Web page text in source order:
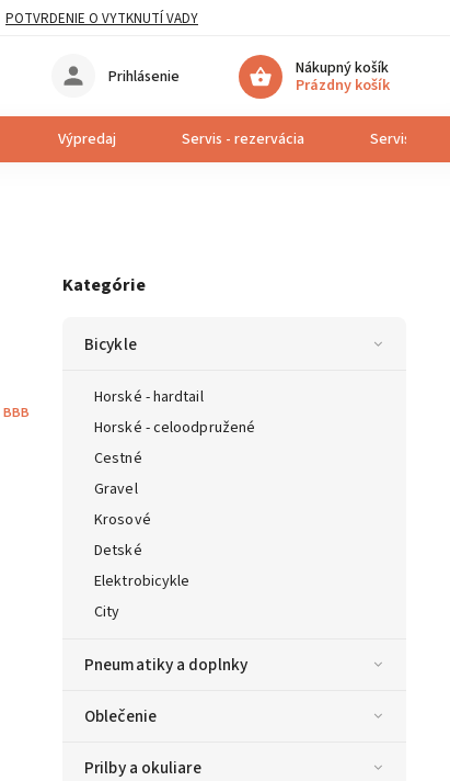
POTVRDENIE O VYTKNUTÍ VADY
Nákupný košík
Prázdny košík
Prihlásenie
Výpredaj Servis - rezervácia Servis
Kategórie
Bicykle
Horské - hardtail
Horské - celoodpružené
Cestné
Gravel
Krosové
Detské
Elektrobicykle
City
Pneumatiky a doplnky
Oblečenie
Prilby a okuliare
BBB